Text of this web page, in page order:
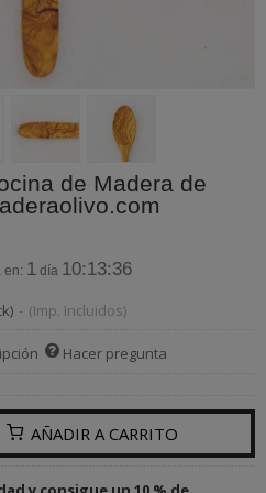
de Madera de
en: 1 día 10:13:36
- (Imp. Incluidos)
Hacer pregunta
AÑADIR A CARRITO